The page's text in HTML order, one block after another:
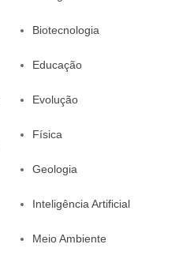
Biotecnologia
Educação
Evolução
Física
Geologia
Inteligência Artificial
Meio Ambiente